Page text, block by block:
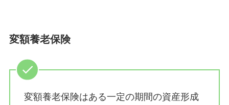
変額養老保険
変額養老保険はある一定の期間の資産形成